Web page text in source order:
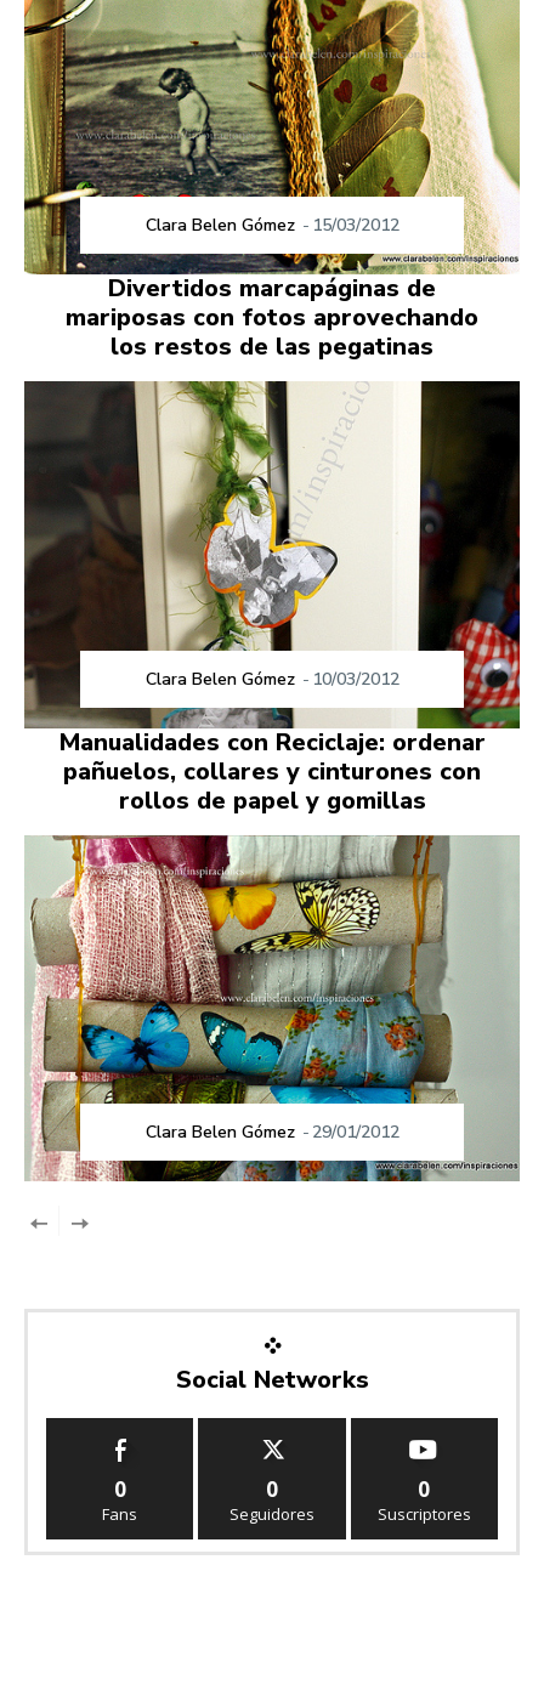
Clara Belen Gómez - 15/03/2012
Divertidos marcapáginas de
mariposas con fotos aprovechando
los restos de las pegatinas
Clara Belen Gómez - 10/03/2012
Manualidades con Reciclaje: ordenar
pañuelos, collares y cinturones con
rollos de papel y gomillas
Clara Belen Gómez - 29/01/2012
Social Networks
0
Fans
0
Seguidores
0
Suscriptores